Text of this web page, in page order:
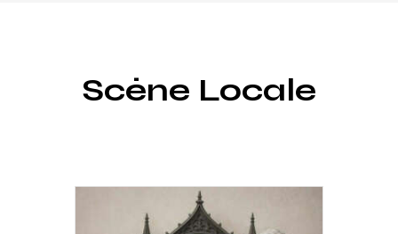
Scène Locale